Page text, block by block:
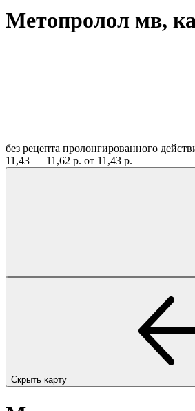
Метопролол мв,
без рецепта пролонгированного
11,43 — 11,62 р. от 11,43 р.
Скрыть карту